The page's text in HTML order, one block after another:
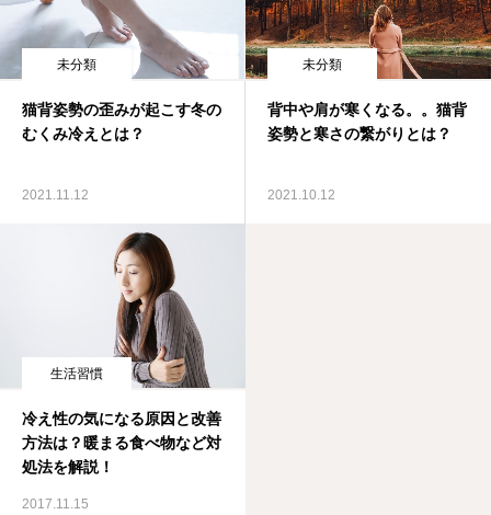
未分類
猫背姿勢の歪みが起こす冬の
むくみ冷えとは？
2021.11.12
未分類
背中や肩が寒くなる。。猫背
姿勢と寒さの繋がりとは？
2021.10.12
生活習慣
冷え性の気になる原因と改善
方法は？暖まる食べ物など対
処法を解説！
2017.11.15
施術案内
施術料金
適応症状